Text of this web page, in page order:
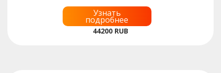
Узнать
подробнее
44200 RUB